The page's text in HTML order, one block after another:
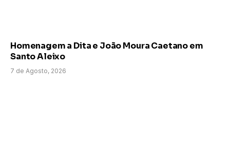
Homenagem a Dita e João Moura Caetano em
Santo Aleixo
7 de Agosto, 2026